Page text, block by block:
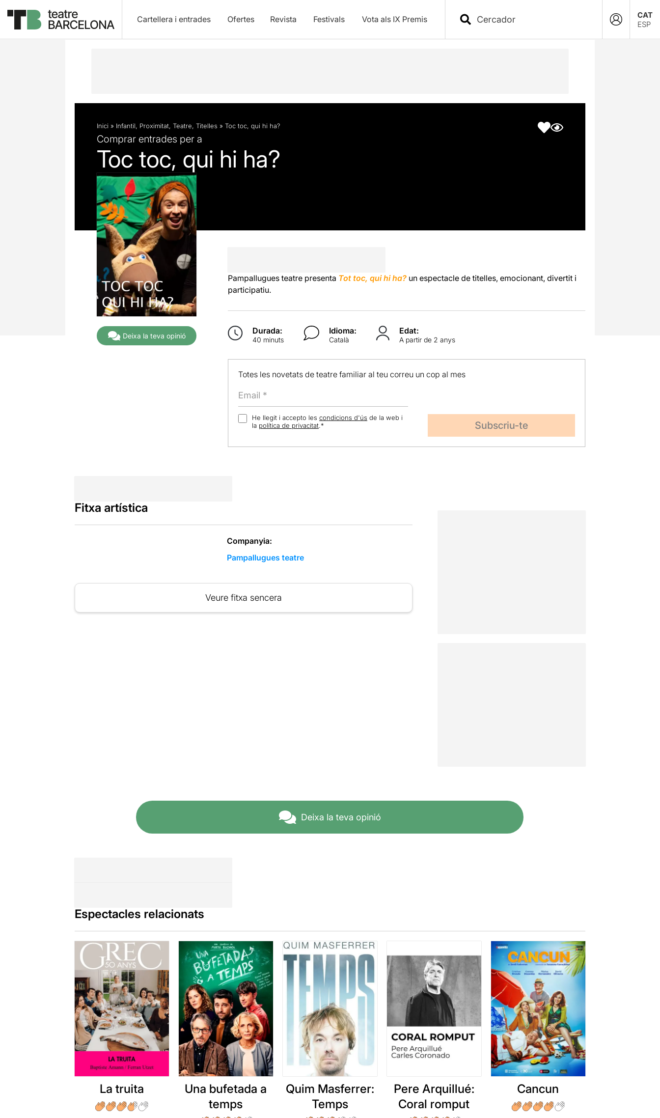
Cartellera i entrades Ofertes Revista Festivals Vota als IX Premis
CAT
ESP
Descripció Fitxa artística
Inici » Infantil, Proximitat, Teatre, Titelles » Toc toc, qui hi ha?
Comprar entrades per a
Toc toc, qui hi ha?
Deixa la teva opinió
Pampallugues teatre presenta Tot toc, qui hi ha? un espectacle de titelles, emocionant, divertit i
participatiu.
Durada:
40 minuts
Idioma:
Català
Edat:
A partir de 2 anys
Totes les novetats de teatre familiar al teu correu un cop al mes
He llegit i accepto les condicions d'ús de la web i
la política de privacitat.*
Fitxa artística
Companyia:
Pampallugues teatre
Veure fitxa sencera
Deixa la teva opinió
Espectacles relacionats
La truita
Una bufetada a
temps
Quim Masferrer:
Temps
Pere Arquillué:
Coral romput
Cancun